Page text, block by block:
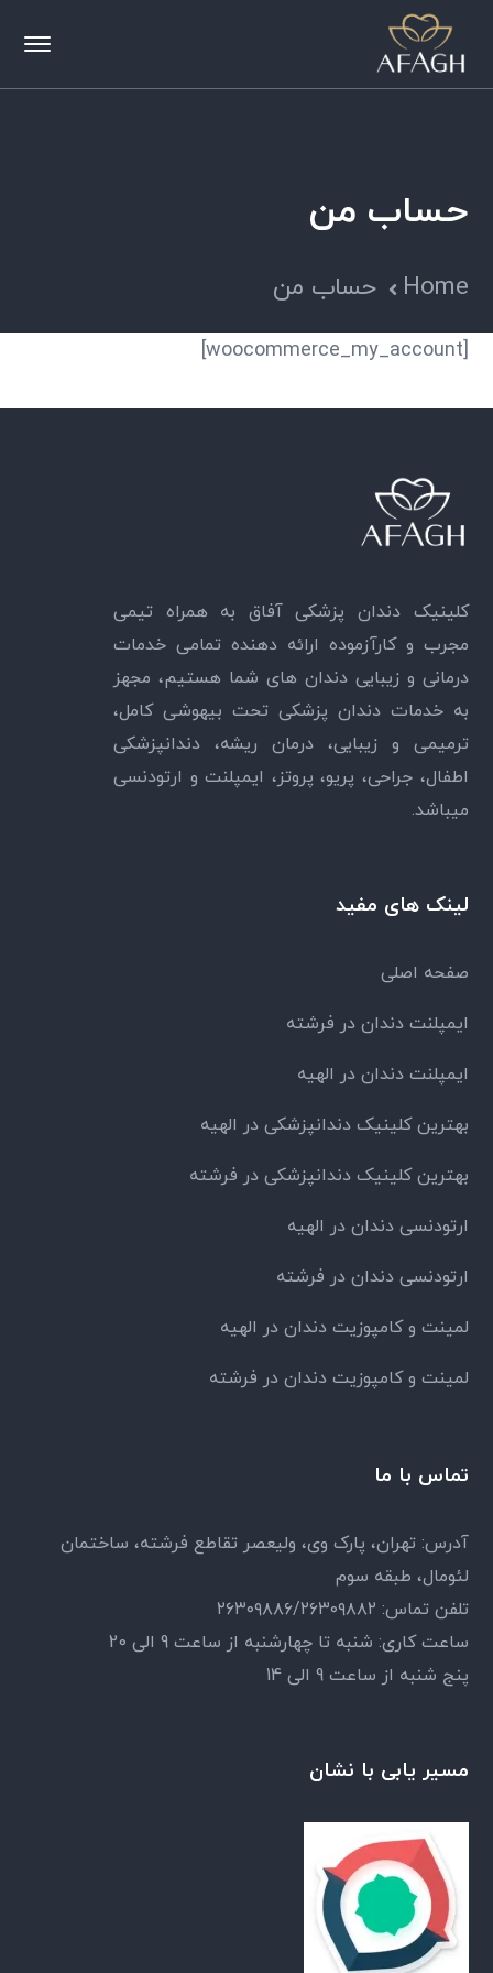
حساب من
Home حساب من
[woocommerce_my_account]
کلینیک دندان پزشکی آفاق به همراه تیمی
مجرب و کارآزموده ارائه دهنده تمامی خدمات
درمانی و زیبایی دندان های شما هستیم، مجهز
به خدمات دندان پزشکی تحت بیهوشی کامل،
ترمیمی و زیبایی، درمان ریشه، دندانپزشکی
اطفال، جراحی، پریو، پروتز، ایمپلنت و ارتودنسی
میباشد.
لینک های مفید
صفحه اصلی
ایمپلنت دندان در فرشته
ایمپلنت دندان در الهیه
بهترین کلینیک دندانپزشکی در الهیه
بهترین کلینیک دندانپزشکی در فرشته
ارتودنسی دندان در الهیه
ارتودنسی دندان در فرشته
لمینت و کامپوزیت دندان در الهیه
لمینت و کامپوزیت دندان در فرشته
تماس با ما
آدرس: تهران، پارک وی، ولیعصر تقاطع فرشته، ساختمان
لئومال، طبقه سوم
تلفن تماس: ۲۶۳۰۹۸۸۶/۲۶۳۰۹۸۸۲
ساعت کاری: شنبه تا چهارشنبه از ساعت 9 الی 20
پنج شنبه از ساعت 9 الی 14
مسیر یابی با نشان